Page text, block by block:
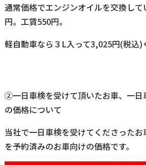
通常価格でエンジンオイルを交換し
円。工賃550円。
軽自動車なら３L入って3,025円(税込)
②一日車検を受けて頂いたお車、一日
の価格について
当社で一日車検を受けてくださった
を予約済みのお車向けの価格です。